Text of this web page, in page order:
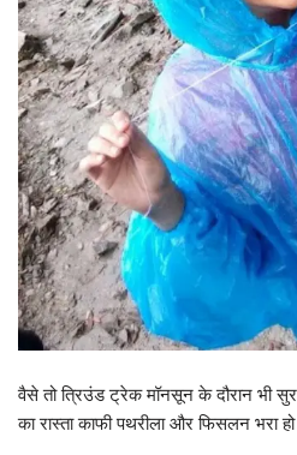
वैसे तो त्रिउंड ट्रेक मॉनसून के दौरान भी
का रास्ता काफी पथरीला और फिसलन भरा